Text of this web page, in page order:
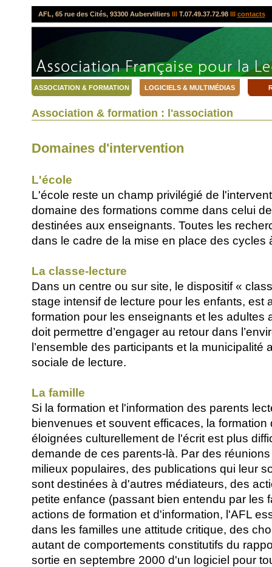
AFL, 65 rue des Cités, 93300 AubervillierslllT.07.49.37.72.98 lll contacts
ASSOCIATION & FORMATION LOGICIELS & MULTIMÉDIAS
Association & formation : l'association
Domaines d'intervention
L'école
L'école reste un champ privilégié de
domaine des formations comme dans celui
destinées aux enseignants. Toutes les
dans le cadre de la mise en place des cycles
La classe-lecture
Dans un centre ou sur site, le dispositif «
stage intensif de lecture pour les enfants, est
formation pour les enseignants et les adultes
doit permettre d’engager au retour dans
l’ensemble des participants et la municipalité
sociale de lecture.
La famille
Si la formation et l'information des parents
bienvenues et souvent efficaces, la formation
éloignées culturellement de l'écrit est plus
demande de ces parents-là. Par des
milieux populaires, des publications qui leur
sont destinées à d'autres médiateurs, des
petite enfance (passant bien entendu par les
actions de formation et d'information, l'AFL
dans les familles une attitude critique, des
autant de comportements constitutifs du
sortie en septembre 2000 d'un logiciel pour